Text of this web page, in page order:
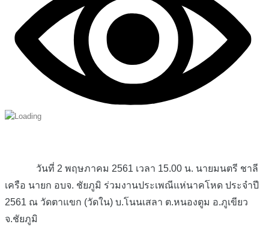
วันที่ 2 พฤษภาคม 2561 เวลา 15.00 น. นายมนตรี ชาลี
เครือ นายก อบจ. ชัยภูมิ ร่วมงานประเพณีแห่นาคโหด ประจำปี
2561 ณ วัดตาแขก (วัดใน) บ.โนนเสลา ต.หนองตูม อ.ภูเขียว
จ.ชัยภูมิ